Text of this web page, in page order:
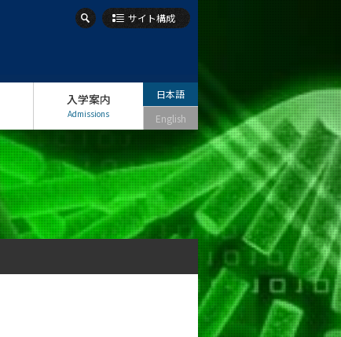
サイト構成
入学案内
Admissions
日本語
English